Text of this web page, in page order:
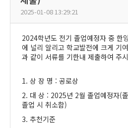
2025-01-08 13:29:21
2024학년도 전기 졸업예정자 중 한
에 널리 알리고 학교발전에 크게 기
과 같이 서류를 기한내 제출하여 주
1. 상 장 명 : 공로상
2. 대 상 : 2025년 2월 졸업예정자(
졸업 시 취소함)
3. 추천기준